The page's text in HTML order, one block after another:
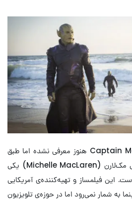
کارگردان قسمت دوم Captain Marvel هنوز معرفی نشده اما طبق
گزارش‌های غیر رسمی، میشل مک‌لارن (Michelle MacLaren) یکی
این فیلمساز و تهیه‌کننده‌ی آمریکایی
به شمار نمی‌رود اما در حوزه‌ی تلویزیون